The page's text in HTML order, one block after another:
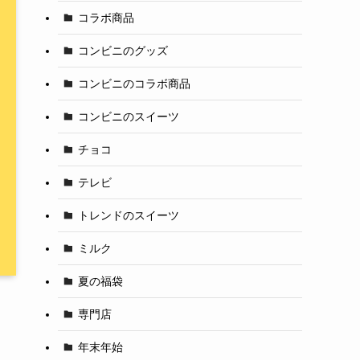
コラボ商品
コンビニのグッズ
コンビニのコラボ商品
コンビニのスイーツ
チョコ
テレビ
トレンドのスイーツ
ミルク
夏の福袋
専門店
年末年始